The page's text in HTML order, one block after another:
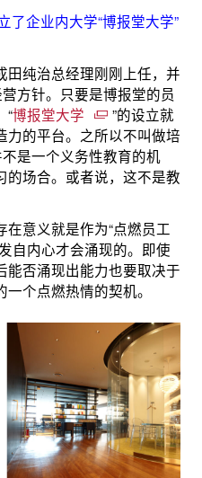
企业内大学“博报堂大学”
田纯治总经理刚刚上任，并
方针。只要是博报堂的员
“博报堂大学
”的设立就
力的平台。之所以不叫做培
是一个义务性教育的机
的场合。或者说，这不是教
意义就是作为“点燃员工
自内心才会涌现的。即使
能否涌现出能力也要取决于
个点燃热情的契机。